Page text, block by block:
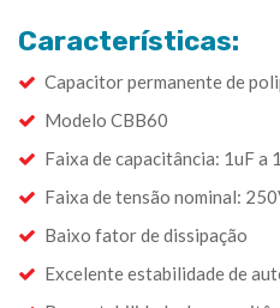
Características:
Capacitor permanente de
Modelo CBB60
Faixa de capacitância: 1uF a
Faixa de tensão nominal:
Baixo fator de dissipação
Excelente estabilidade de